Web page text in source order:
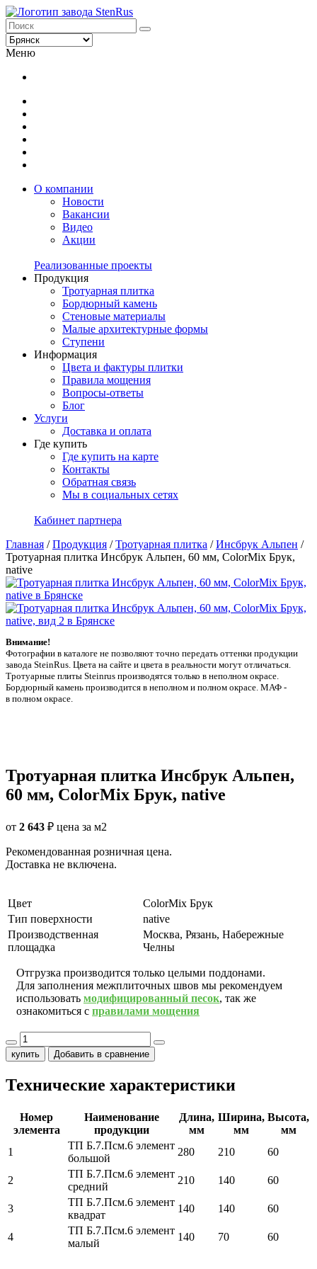
Меню
О компании
Новости
Вакансии
Видео
Акции
Реализованные проекты
Продукция
Тротуарная плитка
Бордюрный камень
Стеновые материалы
Малые архитектурные формы
Ступени
Информация
Цвета и фактуры плитки
Правила мощения
Вопросы-ответы
Блог
Услуги
Доставка и оплата
Где купить
Где купить на карте
Контакты
Обратная связь
Мы в социальных сетях
Кабинет партнера
Главная /Продукция /Тротуарная плитка /Инсбрук Альпен /
Тротуарная плитка Инсбрук Альпен, 60 мм, ColorMix Брук,
native
Внимание!
Фотографии в каталоге не позволяют точно передать оттенки продукции
заводa SteinRus. Цвета на сайте и цвета в реальности могут отличаться.
Тротуарные плиты Steinrus производятся только в неполном окрасе.
Бордюрный камень производится в неполном и полном окрасе. МАФ -
в полном окрасе.
Тротуарная плитка Инсбрук Альпен,
60 мм, ColorMix Брук, native
от 2 643 ₽ цена за м2
Рекомендованная розничная цена.
Доставка не включена.
Цвет
ColorMix Брук
Тип поверхности
native
Производственная
площадка
Москва, Рязань, Набережные
Челны
Отгрузка производится только целыми поддонами.
Для заполнения межплиточных швов мы рекомендуем
использовать модифицированный песок, так же
ознакомиться с правилами мощения
купить Добавить в сравнение
Технические характеристики
Номер
элемента
Наименование
продукции
Длина,
мм
Ширина,
мм
Высота,
мм
1
ТП Б.7.Псм.6 элемент
большой
280 210 60
2
ТП Б.7.Псм.6 элемент
средний
210 140 60
3
ТП Б.7.Псм.6 элемент
квадрат
140 140 60
4
ТП Б.7.Псм.6 элемент
малый
140 70 60